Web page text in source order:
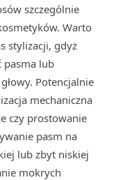
szczególnie
Warto
stylizacji, gdyż
pasma lub
Potencjalnie
mechaniczna
czy prostowanie
pasm na
lub zbyt niskiej
mokrych